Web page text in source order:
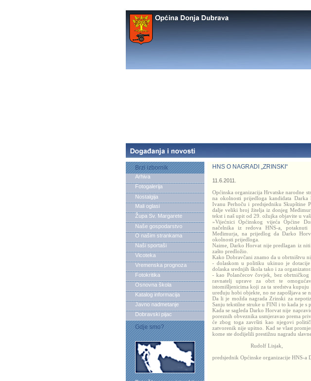
Brzi izbornik
Arhiva
Fotogalerija
Nostalgija
Mali oglasi
Župa Sv. Margarete
Naše gospodarstvo
O našim strankama
Naši sportaši
Vicoteka
Vremenska prognoza
Fotokritika
Osnovna škola
Katalog informacija
Javno nadmetanje
Dobravski pijac
Gdje smo?
HNS O NAGRADI „ZRINSKI“
11.6.2011.
Općinska organizacija Hrvatske narodne
na okolnosti prijedloga kandidata
Ivanu Perhoču i predsjedniku Skupštine
dalje veliki broj žitelja iz donjeg
tekst i naš upit od 29. ožujka objavite u
»Vijećnici Općinskog vijeća Općine
načelnika iz redova HNS-a,
Međimurja, na prijedlog da Darko
okolnosti prijedloga.
Naime, Darko Horvat nije predlagan iz
zašto predložio.
Kako Dobravčani znamo da u obrtništvu
- dolaskom u politiku ukinuo je
dolaska srednjih škola tako i za
- kao Polančecov čovjek, bez
ravnatelj uprave za obrt te
istomišljenicima koji za ta sredstva
uređuju hobi objekte, no ne zapošljava se
Da li je možda nagrada Zrinski za
Sanju tekstilne struke u FINI i to kada je s
Kada se sagleda Darko Horvat nije
poreznih obveznika usmjeravao prema
će zbog toga završiti kao njegovi
zatvorenik nije upitno. Kad se vlast
kome ste dodijelili prestižnu nagradu
Rudolf Lisjak,
predsjednik Općinske organizacije HNS-a